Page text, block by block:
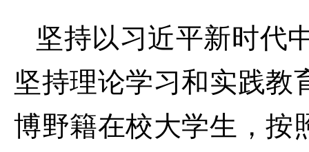
坚持以习近平新时代
坚持理论学习和实践教
博野籍在校大学生，按